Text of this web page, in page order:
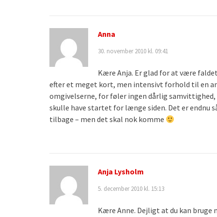
Anna
30. november 2010 kl. 09:41
Kære Anja. Er glad for at være
efter et meget kort, men intensivt forhold til en
omgivelserne, for føler ingen dårlig
skulle have startet for længe siden. Det er endnu
tilbage – men det skal nok komme
Anja Lysholm
5. december 2010 kl. 15:13
Kære Anne. Dejligt at du kan